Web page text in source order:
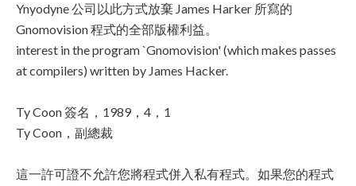
Ynyodyne 公司以此方式放棄 James Harker 所寫的
Gnomovision 程式的全部版權利益。
interest in the program `Gnomovision' (which makes passes
at compilers) written by James Hacker.
Ty Coon 簽名，1989，4，1
Ty Coon，副總裁
這一許可證不允許您將程式併入私有程式。如果您的程式